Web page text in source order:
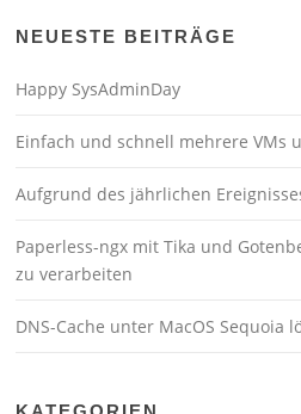
NEUESTE BEITRÄGE
Happy SysAdminDay
Einfach und schnell mehrere VMs
Aufgrund des jährlichen
Paperless-ngx mit Tika und
zu verarbeiten
DNS-Cache unter MacOS Sequoia